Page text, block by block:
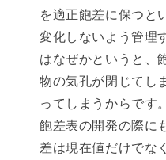
を適正飽差に保つと
変化しないよう管理
はなぜかというと、
物の気孔が閉じてし
ってしまうからです
飽差表の開発の際に
差は現在値だけでなく